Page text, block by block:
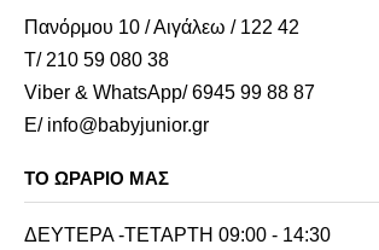
Πανόρμου 10 / Αιγάλεω / 122 42
Τ/ 210 59 080 38
Viber & WhatsApp/ 6945 99 88 87
E/ info@babyjunior.gr
ΤΟ ΩΡΆΡΙΟ ΜΑΣ
ΔΕΥΤΕΡΑ -ΤΕΤΑΡΤΗ 09:00 - 14:30